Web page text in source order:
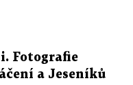
Fotografie
a Jeseníků